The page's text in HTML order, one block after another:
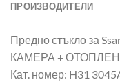
ПРОИЗВОДИТЕЛИ
Предно стъкло за
КАМЕРА +
Кат. номер: H31